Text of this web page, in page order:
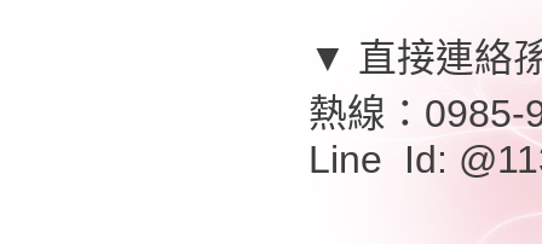
▼ 直接連絡
熱線：0985-
Line Id: